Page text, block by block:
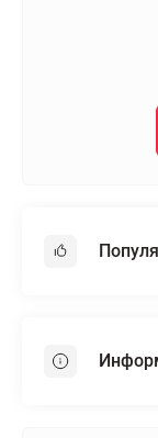
Пенопласт